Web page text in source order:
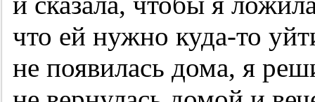
что ей нужно куда-то
не появилась дома, я